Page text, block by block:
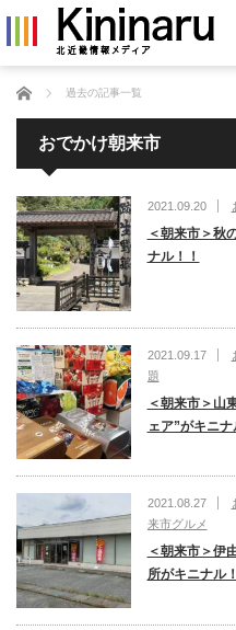
ホーム 過去の記事一覧
おでかけ朝来市
2021.09.20
＜朝来市＞秋
ナル！！
2021.09.17
題
＜朝来市＞山
ェア”がキニナ
2021.08.27
来市グルメ
＜朝来市＞伊
所がキニナル